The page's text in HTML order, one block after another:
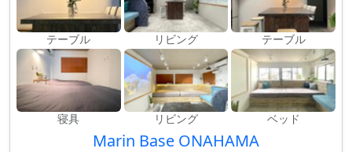
テーブル リビング テーブル
寝具 リビング ベッド
Marin Base ONAHAMA